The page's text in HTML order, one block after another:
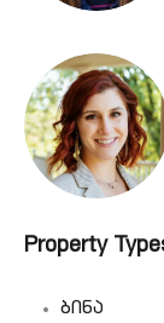
Property
ბინა